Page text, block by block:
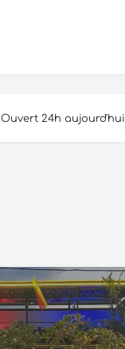
Ouvert 24h aujourd'hui